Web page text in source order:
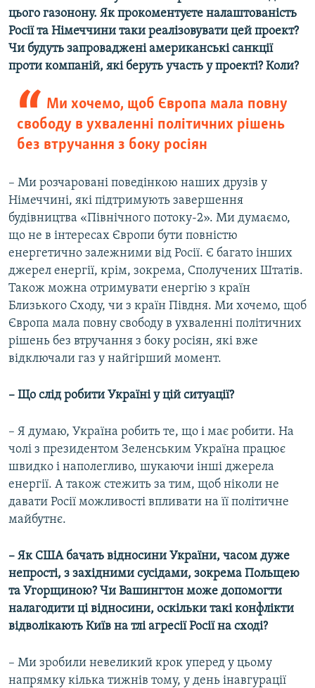
цього газонону. Як прокоментуєте налаштованість
Росії та Німеччини таки реалізовувати цей проект?
Чи будуть запроваджені американські санкції
проти компаній, які беруть участь у проекті? Коли?
Ми хочемо, щоб Європа мала повну
свободу в ухваленні політичних рішень
без втручання з боку росіян
– Ми розчаровані поведінкою наших друзів у
Німеччині, які підтримують завершення
будівництва «Північного потоку-2». Ми думаємо,
що не в інтересах Європи бути повністю
енергетично залежними від Росії. Є багато інших
джерел енергії, крім, зокрема, Сполучених Штатів.
Також можна отримувати енергію з країн
Близького Сходу, чи з країн Півдня. Ми хочемо, щоб
Європа мала повну свободу в ухваленні політичних
рішень без втручання з боку росіян, які вже
відключали газ у найгірший момент.
– Що слід робити Україні у цій ситуації?
– Я думаю, Україна робить те, що і має робити. На
чолі з президентом Зеленським Україна працює
швидко і наполегливо, шукаючи інші джерела
енергії. А також стежить за тим, щоб ніколи не
давати Росії можливості впливати на її політичне
майбутнє.
– Як США бачать відносини України, часом дуже
непрості, з західними сусідами, зокрема Польщею
та Угорщиною? Чи Вашингтон може допомогти
налагодити ці відносини, оскільки такі конфлікти
відволікають Київ на тлі агресії Росії на сході?
– Ми зробили невеликий крок уперед у цьому
напрямку кілька тижнів тому, у день інавгурації